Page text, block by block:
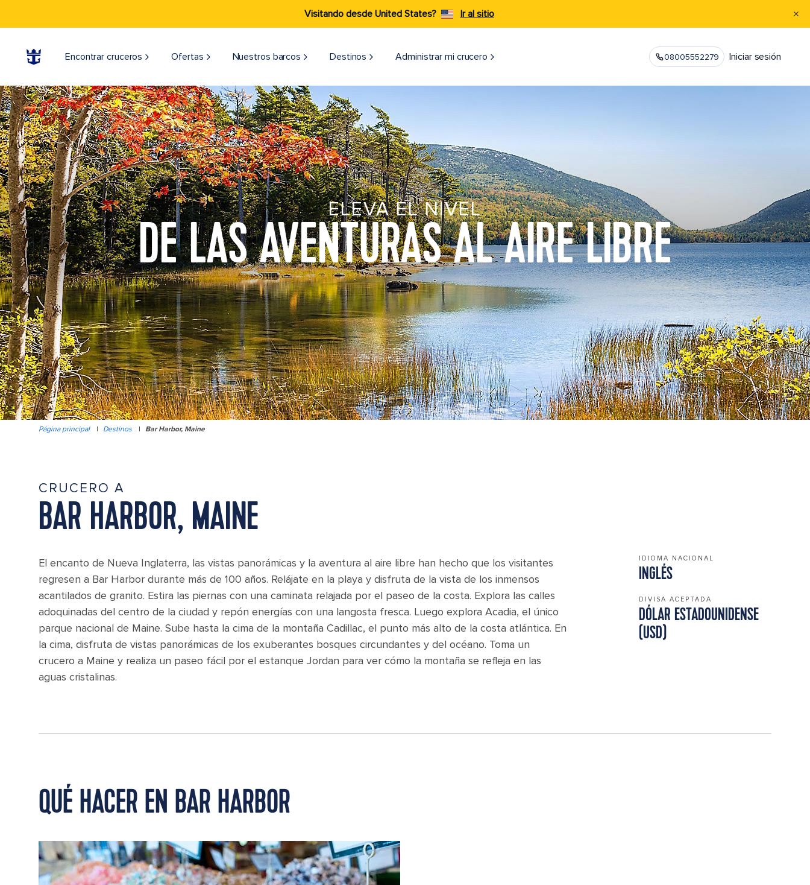
Visitando desde United States? Ir al sitio
Encontrar cruceros Ofertas Nuestros barcos Destinos Administrar mi crucero 08005552279 Iniciar sesión
ELEVA EL NIVEL
DE LAS AVENTURAS AL AIRE LIBRE
Página principal | Destinos | Bar Harbor, Maine
CRUCERO A
BAR HARBOR, MAINE
El encanto de Nueva Inglaterra, las vistas panorámicas y la aventura al aire libre han hecho que los visitantes
regresen a Bar Harbor durante más de 100 años. Relájate en la playa y disfruta de la vista de los inmensos
acantilados de granito. Estira las piernas con una caminata relajada por el paseo de la costa. Explora las calles
adoquinadas del centro de la ciudad y repón energías con una langosta fresca. Luego explora Acadia, el único
parque nacional de Maine. Sube hasta la cima de la montaña Cadillac, el punto más alto de la costa atlántica. En
la cima, disfruta de vistas panorámicas de los exuberantes bosques circundantes y del océano. Toma un
crucero a Maine y realiza un paseo fácil por el estanque Jordan para ver cómo la montaña se refleja en las
aguas cristalinas.
IDIOMA NACIONAL
INGLÉS
DIVISA ACEPTADA
DÓLAR ESTADOUNIDENSE
(USD)
QUÉ HACER EN BAR HARBOR